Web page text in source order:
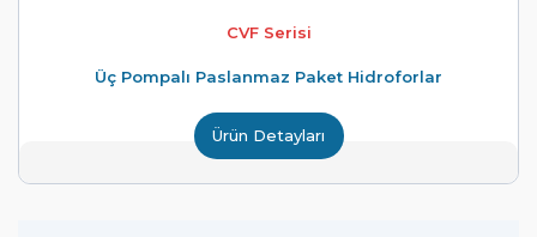
CVF Serisi
Üç Pompalı Paslanmaz Paket Hidroforlar
Ürün Detayları